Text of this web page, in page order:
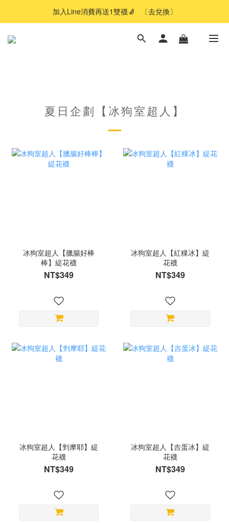
加入Line消費再送1雙襪🧦   〔去兌換〕
夏日企劃【冰狗室超人】
冰狗室超人【臘腸好棒
棒】緹花襪
NT$349
冰狗室超人【紅粿冰】緹
花襪
NT$349
冰狗室超人【剉摩耶】緹
花襪
NT$349
冰狗室超人【吉蛋冰】緹
花襪
NT$349